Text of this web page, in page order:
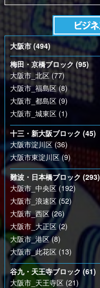
大阪市 (494)
梅田・京橋ブロック (95)
大阪市_北区 (77)
大阪市_福島区 (8)
大阪市_都島区 (9)
大阪市_城東区 (1)
十三・新大阪ブロック (45)
大阪市淀川区 (36)
大阪市東淀川区 (9)
難波・日本橋ブロック (293)
大阪市_中央区 (192)
大阪市_浪速区 (52)
大阪市_西区 (26)
大阪市_大正区 (2)
大阪市_港区 (8)
大阪市_此花区 (13)
谷九・天王寺ブロック (61)
大阪市_天王寺区 (21)